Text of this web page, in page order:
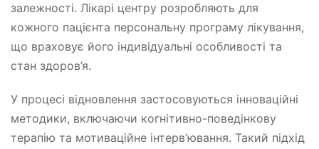
залежності. Лікарі центру розробляють для
кожного пацієнта персональну програму лікування,
що враховує його індивідуальні особливості та
стан здоров’я.
У процесі відновлення застосовуються інноваційні
методики, включаючи когнітивно-поведінкову
терапію та мотиваційне інтерв’ювання. Такий підхід